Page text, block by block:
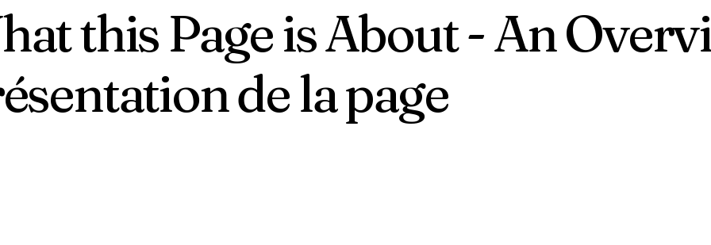
this Page is About - An
de la page